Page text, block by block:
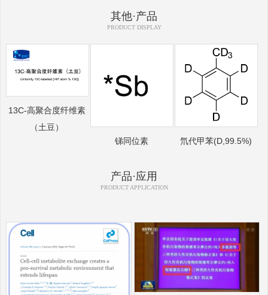
其他·产品
PRODUCT DISPLAY
13C-高聚合度纤维素
（土豆）
锑同位素
氘代甲苯(D,99.5%)
产品·应用
PRODUCT APPLICATION